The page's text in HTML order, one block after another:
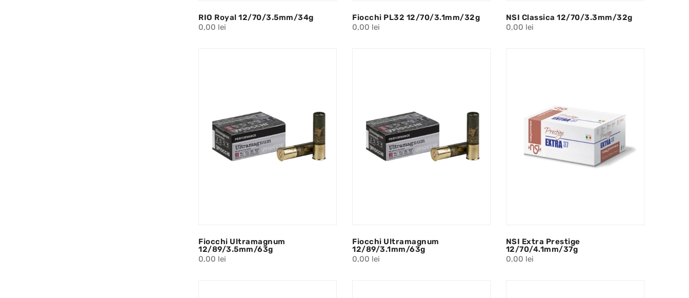
RIO Royal 12/70/3.5mm/34g
0,00 lei
Fiocchi PL32 12/70/3.1mm/32g
0,00 lei
NSI Classica 12/70/3.3mm/32g
0,00 lei
Fiocchi Ultramagnum
12/89/3.5mm/63g
0,00 lei
Fiocchi Ultramagnum
12/89/3.1mm/63g
0,00 lei
NSI Extra Prestige
12/70/4.1mm/37g
0,00 lei